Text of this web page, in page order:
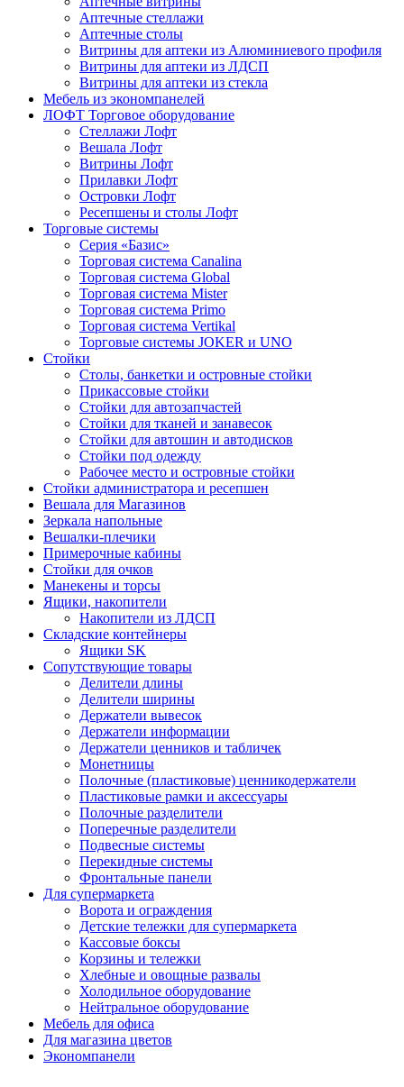
Аптечные стеллажи
Аптечные столы
Витрины для аптеки из Алюминиевого профиля
Витрины для аптеки из ЛДСП
Витрины для аптеки из стекла
Мебель из экономпанелей
ЛОФТ Торговое оборудование
Стеллажи Лофт
Вешала Лофт
Витрины Лофт
Прилавки Лофт
Островки Лофт
Ресепшены и столы Лофт
Торговые системы
Серия «Базис»
Торговая система Canalina
Торговая система Global
Торговая система Mister
Торговая система Primo
Торговая система Vertikal
Торговые системы JOKER и UNO
Стойки
Столы, банкетки и островные стойки
Прикассовые стойки
Стойки для автозапчастей
Стойки для тканей и занавесок
Стойки для автошин и автодисков
Стойки под одежду
Рабочее место и островные стойки
Стойки администратора и ресепшен
Вешала для Магазинов
Зеркала напольные
Вешалки-плечики
Примерочные кабины
Стойки для очков
Манекены и торсы
Ящики, накопители
Накопители из ЛДСП
Складские контейнеры
Ящики SK
Сопутствующие товары
Делители длины
Делители ширины
Держатели вывесок
Держатели информации
Держатели ценников и табличек
Монетницы
Полочные (пластиковые) ценникодержатели
Пластиковые рамки и аксессуары
Полочные разделители
Поперечные разделители
Подвесные системы
Перекидные системы
Фронтальные панели
Для супермаркета
Ворота и ограждения
Детские тележки для супермаркета
Кассовые боксы
Корзины и тележки
Хлебные и овощные развалы
Холодильное оборудование
Нейтральное оборудование
Мебель для офиса
Для магазина цветов
Экономпанели